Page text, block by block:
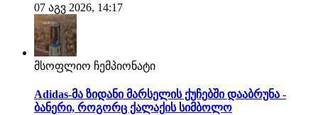
07 აგვ 2026, 14:17
მსოფლიო ჩემპიონატი
Adidas-მა ზიდანი მარსელის ქუჩებში დააბრუნა -
ბანერი, როგორც ქალაქის სიმბოლო